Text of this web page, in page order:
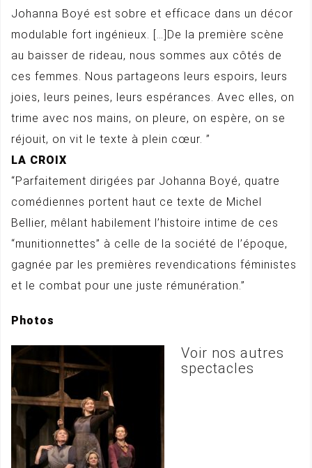
Johanna Boyé est sobre et efficace dans un décor
modulable fort ingénieux. […]De la première scène
au baisser de rideau, nous sommes aux côtés de
ces femmes. Nous partageons leurs espoirs, leurs
joies, leurs peines, leurs espérances. Avec elles, on
trime avec nos mains, on pleure, on espère, on se
réjouit, on vit le texte à plein cœur. ”
LA CROIX
“Parfaitement dirigées par Johanna Boyé, quatre
comédiennes portent haut ce texte de Michel
Bellier, mêlant habilement l’histoire intime de ces
“munitionnettes” à celle de la société de l’époque,
gagnée par les premières revendications féministes
et le combat pour une juste rémunération.”
Photos
Voir nos autres
spectacles